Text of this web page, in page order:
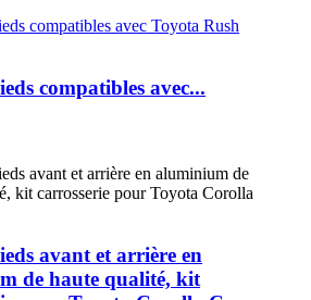
compatibles avec...
avant et arrière en
de haute qualité, kit